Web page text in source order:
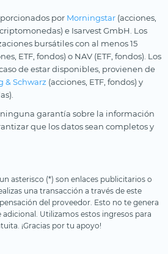
por Morningstar (acciones,
e Isarvest GmbH. Los
bursátiles con al menos 15
ETF, fondos) o NAV (ETF, fondos). Los
de estar disponibles, provienen de
& Schwarz (acciones, ETF, fondos) y
garantía sobre la información
que los datos sean completos y
asterisco (*) son enlaces publicitarios o
una transacción a través de este
del proveedor. Esto no te genera
Utilizamos estos ingresos para
¡Gracias por tu apoyo!